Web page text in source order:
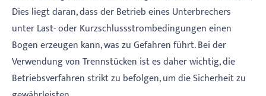
Dies liegt daran, dass der Betrieb eines Unterbrechers
unter Last- oder Kurzschlussstrombedingungen einen
Bogen erzeugen kann, was zu Gefahren führt. Bei der
Verwendung von Trennstücken ist es daher wichtig, die
Betriebsverfahren strikt zu befolgen, um die Sicherheit zu